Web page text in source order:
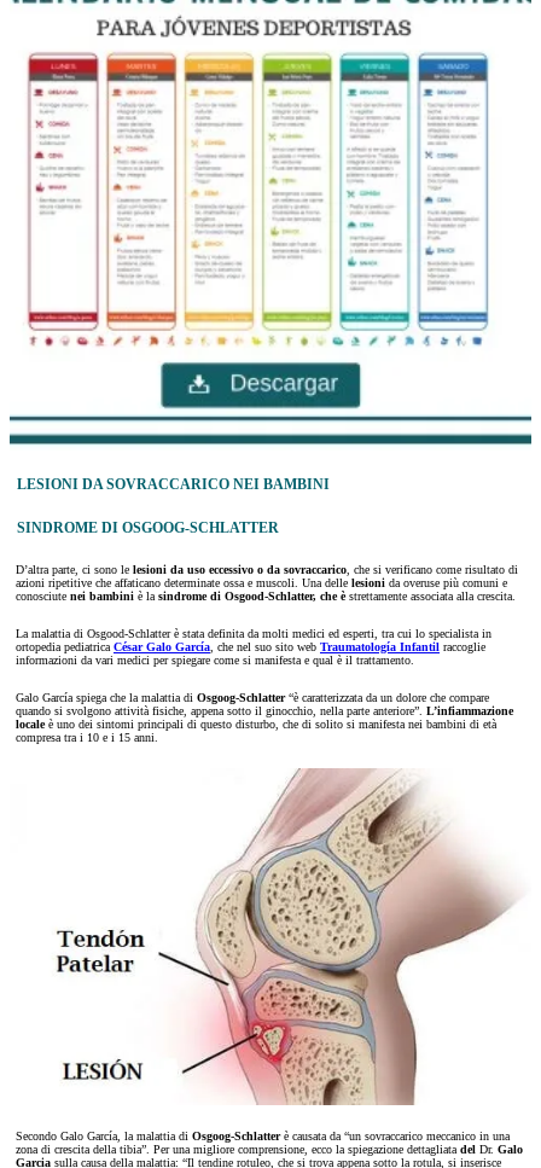
LESIONI DA SOVRACCARICO NEI BAMBINI
SINDROME DI OSGOOG-SCHLATTER
D’altra parte, ci sono le lesioni da uso eccessivo o da sovraccarico , che si verificano come risultato di
azioni ripetitive che affaticano determinate ossa e muscoli. Una delle lesioni da overuse più comuni e
conosciute nei bambini è la sindrome di Osgood-Schlatter, che èstrettamente associata alla crescita.
La malattia di Osgood-Schlatter è stata definita da molti medici ed esperti, tra cui lo specialista in
ortopedia pediatrica César Galo García , che nel suo sito web Traumatología Infantil raccoglie
informazioni da vari medici per spiegare come si manifesta e qual è il trattamento.
Galo García spiega che la malattia di Osgoog-Schlatter“è caratterizzata da un dolore che compare
quando si svolgono attività fisiche, appena sotto il ginocchio, nella parte anteriore”. L’infiammazione
localeè uno dei sintomi principali di questo disturbo, che di solito si manifesta nei bambini di età
compresa tra i 10 e i 15 anni.
Secondo Galo García, la malattia di Osgoog-Schlatterè causata da “un sovraccarico meccanico in una
zona di crescita della tibia”. Per una migliore comprensione, ecco la spiegazione dettagliata del Dr. Galo
Garcia sulla causa della malattia: “Il tendine rotuleo, che si trova appena sotto la rotula, si inserisce